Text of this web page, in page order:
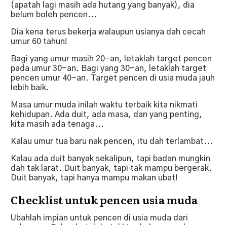
(apatah lagi masih ada hutang yang banyak), dia
belum boleh pencen...
Dia kena terus bekerja walaupun usianya dah cecah
umur 60 tahun!
Bagi yang umur masih 20-an, letaklah target pencen
pada umur 30-an. Bagi yang 30-an, letaklah target
pencen umur 40-an. Target pencen di usia muda jauh
lebih baik.
Masa umur muda inilah waktu terbaik kita nikmati
kehidupan. Ada duit, ada masa, dan yang penting,
kita masih ada tenaga...
Kalau umur tua baru nak pencen, itu dah terlambat...
Kalau ada duit banyak sekalipun, tapi badan mungkin
dah tak larat. Duit banyak, tapi tak mampu bergerak.
Duit banyak, tapi hanya mampu makan ubat!
Checklist untuk pencen usia muda
Ubahlah impian untuk pencen di usia muda dari